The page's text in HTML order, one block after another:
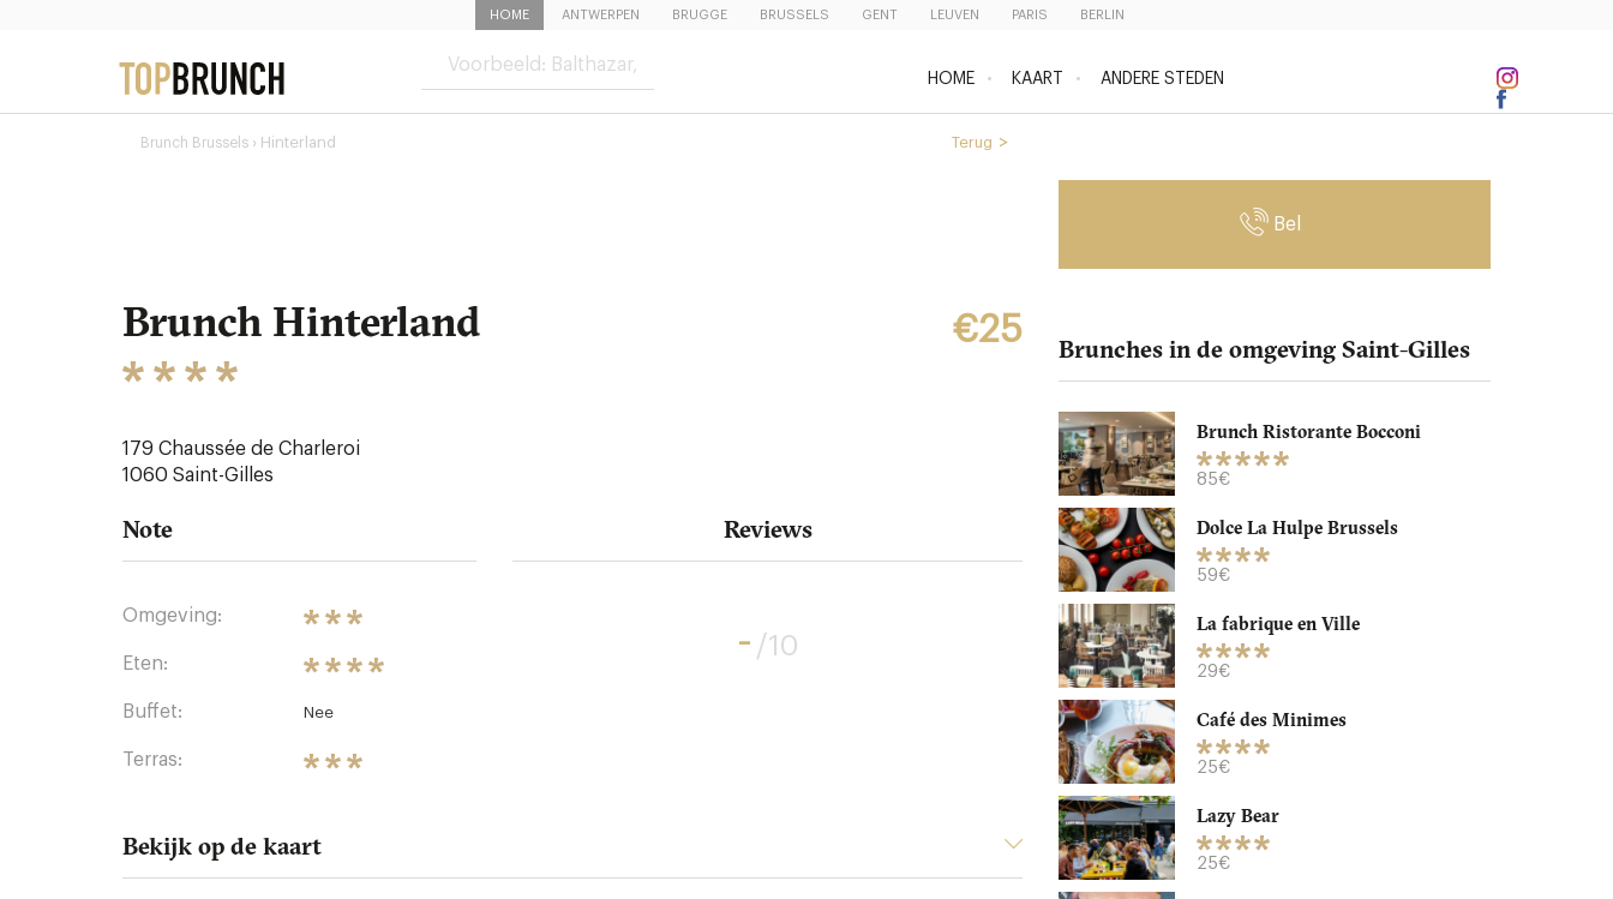
HOME ANTWERPEN BRUGGE BRUSSELS GENT LEUVEN PARIS BERLIN
HOME KAART ANDERE STEDEN
Brunch Brussels › Hinterland Terug
Brunch Hinterland €25
179 Chaussée de Charleroi
1060 Saint-Gilles
Note
Omgeving:
Eten:
Buffet: Nee
Terras:
Reviews
- /10
Bekijk op de kaart
Bel
Brunches in de omgeving Saint-Gilles
Brunch Ristorante Bocconi
85€
Dolce La Hulpe Brussels
59€
La fabrique en Ville
29€
Café des Minimes
25€
Lazy Bear
25€